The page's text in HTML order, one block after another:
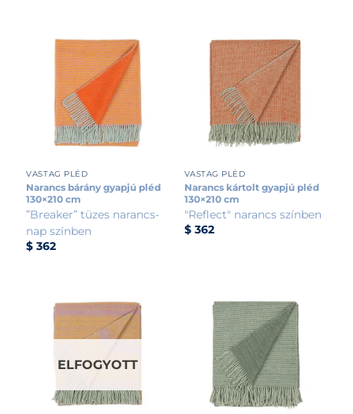
VASTAG PLÉD
Narancs bárány gyapjú pléd
130×210 cm
”Breaker” tüzes narancs-
nap színben
$ 362
VASTAG PLÉD
Narancs kártolt gyapjú pléd
130×210 cm
"Reflect" narancs színben
$362
ELFOGYOTT